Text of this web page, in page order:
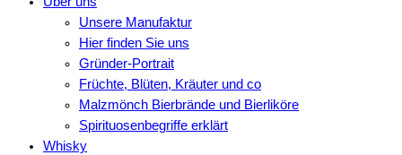
Unsere Manufaktur
Hier finden Sie uns
Gründer-Portrait
Früchte, Blüten, Kräuter und co
Malzmönch Bierbrände und Bierliköre
Spirituosenbegriffe erklärt
Whisky